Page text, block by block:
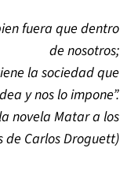
fuera que dentro
de nosotros;
la sociedad que
y nos lo impone”.
novela Matar a los
de Carlos Droguett)